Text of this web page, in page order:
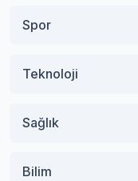
Spor
Teknoloji
Sağlık
Bilim